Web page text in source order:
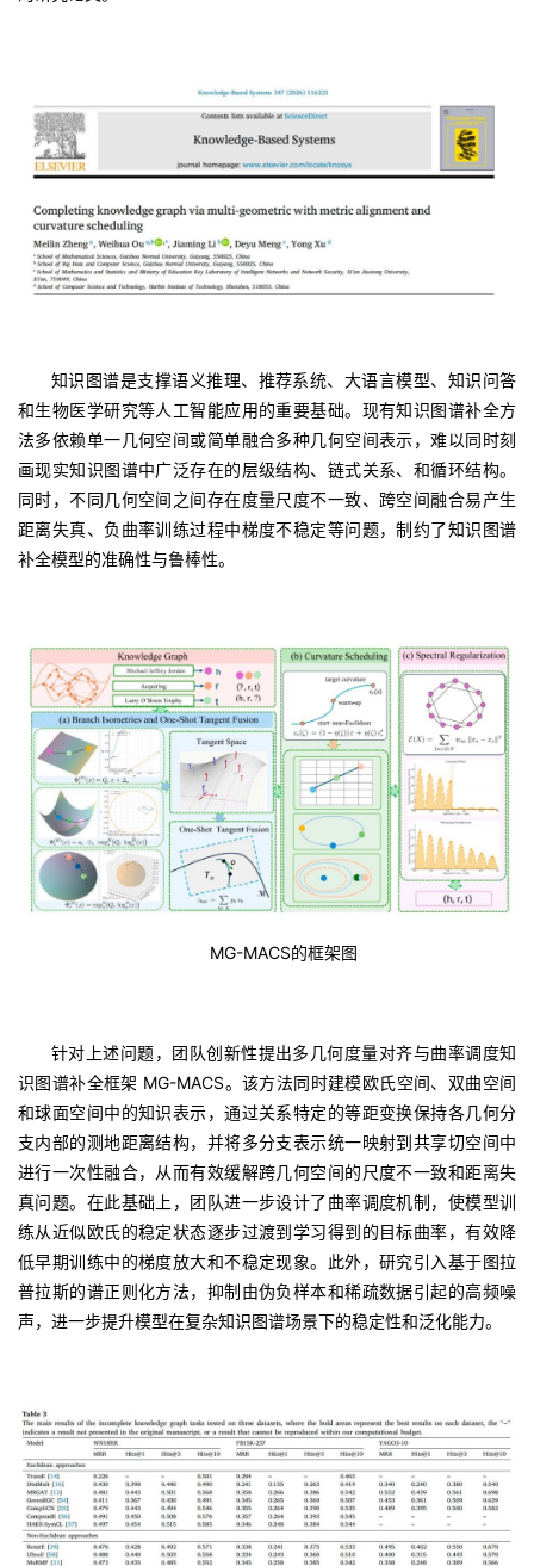
知识图谱是支撑语义推理、推荐系统、大语言模型、知识问答
和生物医学研究等人工智能应用的重要基础。现有知识图谱补全方
法多依赖单一几何空间或简单融合多种几何空间表示，难以同时刻
画现实知识图谱中广泛存在的层级结构、链式关系、和循环结构。
同时，不同几何空间之间存在度量尺度不一致、跨空间融合易产生
距离失真、负曲率训练过程中梯度不稳定等问题，制约了知识图谱
补全模型的准确性与鲁棒性。
MG-MACS的框架图
针对上述问题，团队创新性提出多几何度量对齐与曲率调度知
识图谱补全框架 MG-MACS。该方法同时建模欧氏空间、双曲空间
和球面空间中的知识表示，通过关系特定的等距变换保持各几何分
支内部的测地距离结构，并将多分支表示统一映射到共享切空间中
进行一次性融合，从而有效缓解跨几何空间的尺度不一致和距离失
真问题。在此基础上，团队进一步设计了曲率调度机制，使模型训
练从近似欧氏的稳定状态逐步过渡到学习得到的目标曲率，有效降
低早期训练中的梯度放大和不稳定现象。此外，研究引入基于图拉
普拉斯的谱正则化方法，抑制由伪负样本和稀疏数据引起的高频噪
声，进一步提升模型在复杂知识图谱场景下的稳定性和泛化能力。